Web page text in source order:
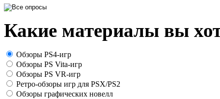
Какие материалы вы
Обзоры PS4-игр
Обзоры PS Vita-игр
Обзоры PS VR-игр
Ретро-обзоры игр для PSX/PS2
Обзоры графических новелл